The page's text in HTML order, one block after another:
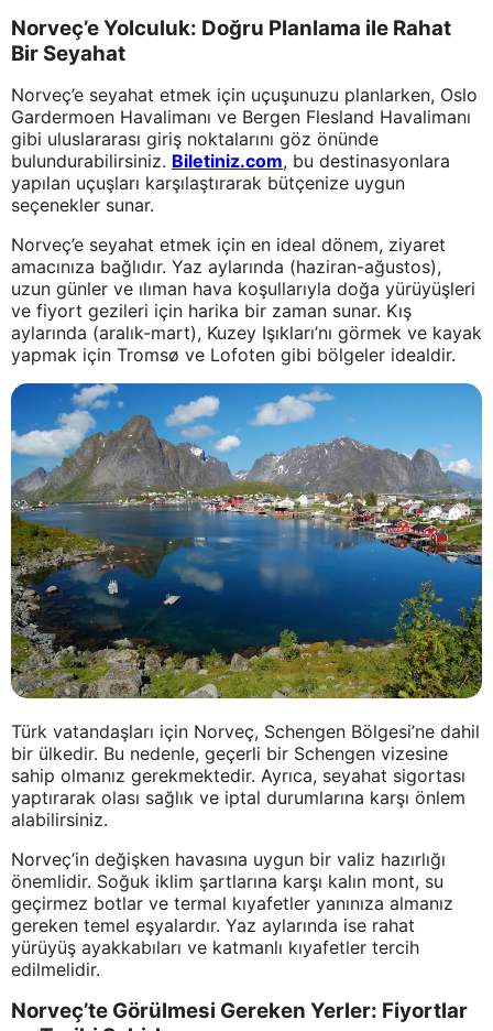
Norveç’e Yolculuk: Doğru Planlama ile Rahat
Bir Seyahat
Norveç’e seyahat etmek için uçuşunuzu planlarken, Oslo
Gardermoen Havalimanı ve Bergen Flesland Havalimanı
gibi uluslararası giriş noktalarını göz önünde
bulundurabilirsiniz. Biletiniz.com, bu destinasyonlara
yapılan uçuşları karşılaştırarak bütçenize uygun
seçenekler sunar.
Norveç’e seyahat etmek için en ideal dönem, ziyaret
amacınıza bağlıdır. Yaz aylarında (haziran-ağustos),
uzun günler ve ılıman hava koşullarıyla doğa yürüyüşleri
ve fiyort gezileri için harika bir zaman sunar. Kış
aylarında (aralık-mart), Kuzey Işıkları’nı görmek ve kayak
yapmak için Tromsø ve Lofoten gibi bölgeler idealdir.
Türk vatandaşları için Norveç, Schengen Bölgesi’ne dahil
bir ülkedir. Bu nedenle, geçerli bir Schengen vizesine
sahip olmanız gerekmektedir. Ayrıca, seyahat sigortası
yaptırarak olası sağlık ve iptal durumlarına karşı önlem
alabilirsiniz.
Norveç’in değişken havasına uygun bir valiz hazırlığı
önemlidir. Soğuk iklim şartlarına karşı kalın mont, su
geçirmez botlar ve termal kıyafetler yanınıza almanız
gereken temel eşyalardır. Yaz aylarında ise rahat
yürüyüş ayakkabıları ve katmanlı kıyafetler tercih
edilmelidir.
Norveç’te Görülmesi Gereken Yerler: Fiyortlar